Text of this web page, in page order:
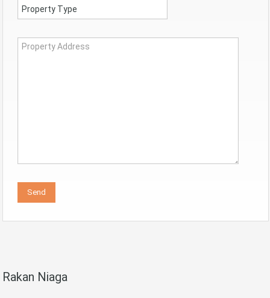
Rakan Niaga